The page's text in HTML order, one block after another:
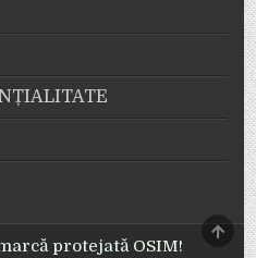
protejată OSIM!